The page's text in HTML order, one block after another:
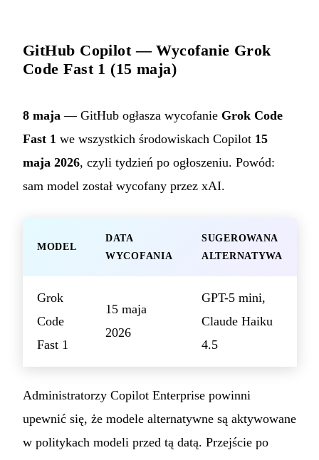
GitHub Copilot — Wycofanie Grok
Code Fast 1 (15 maja)
8 maja — GitHub ogłasza wycofanie Grok Code
Fast 1 we wszystkich środowiskach Copilot 15
maja 2026, czyli tydzień po ogłoszeniu. Powód:
sam model został wycofany przez xAI.
MODEL
DATA
WYCOFANIA
SUGEROWANA
ALTERNATYWA
Grok
Code
Fast 1
15 maja
2026
GPT-5 mini,
Claude Haiku
4.5
Administratorzy Copilot Enterprise powinni
upewnić się, że modele alternatywne są aktywowane
w politykach modeli przed tą datą. Przejście po